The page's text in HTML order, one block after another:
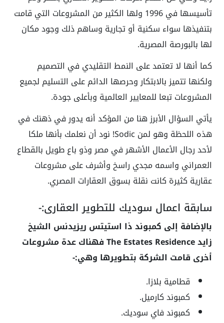
تأسيسها في 1996 ولها الكثير من المشروعات التي قامت
بتنفيذها سواء سكنية أو تجارية وساهم ذلك وجود مكان
لها بالبورصة المصرية.
كما أنها لا تعتمد على النمط التقليدي في التصميم
ولكنها تتميز بالابتكار وحرصها الدائم على التسليم لجميع
المشروعات تبعا للمعايير العالمية وبأعلى جودة.
يأتي السؤال الأبرز هنا من المؤكد أنه يدور في ذهنك في
هذه اللحظة وهو لمن Sodic! نود أن نعلمك بأنها ملكا
لأحد رجال الأعمال الأشهر في مصر وذو باع طويل بالقطاع
العمراني واسمه مجدي راسخ وأشرف على مشروعات
عقارية كثيرة كانت نقلة بسوق العقارات المصري.
سابقة اعمال سوديك للتطوير العقاري:-
بالإضافة إلى كمبوند ذا استيتس ريزيدنس الشيخ
زايد The Estates Residence فهناك عدة مشروعات
أخرى قامت الشركة بتطويرها وهي:-
قطامية بلازا.
كمبوند كارميل.
كمبوند فاي سوديك.